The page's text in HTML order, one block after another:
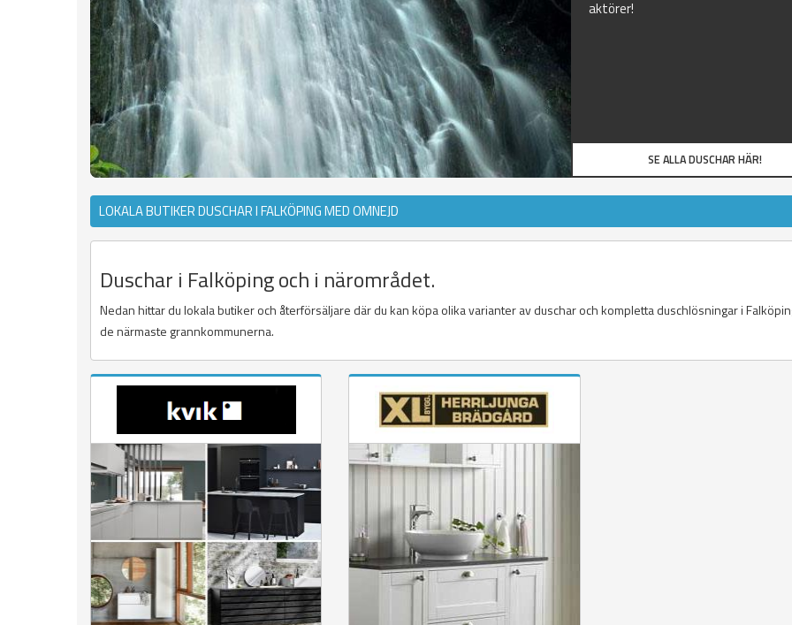
aktörer!
SE ALLA DUSCHAR HÄR!
LOKALA BUTIKER DUSCHAR I FALKÖPING MED OMNEJD
Duschar i Falköping och i närområdet.
Nedan hittar du lokala butiker och återförsäljare där du kan köpa olika varianter av duschar och kompletta duschlösningar i
de närmaste grannkommunerna.